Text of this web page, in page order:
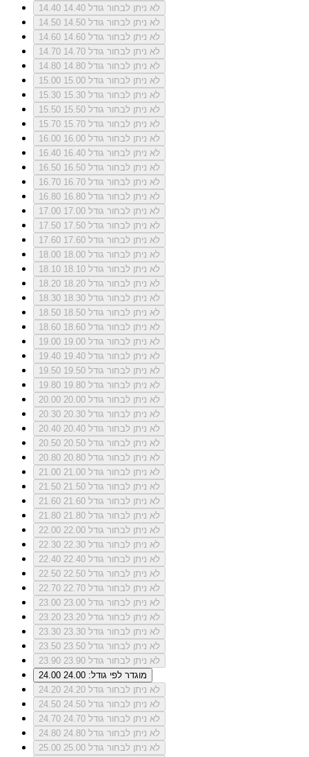
14.40
לא ניתן לבחור גודל 14.40
14.50
לא ניתן לבחור גודל 14.50
14.60
לא ניתן לבחור גודל 14.60
14.70
לא ניתן לבחור גודל 14.70
14.80
לא ניתן לבחור גודל 14.80
15.00
לא ניתן לבחור גודל 15.00
15.30
לא ניתן לבחור גודל 15.30
15.50
לא ניתן לבחור גודל 15.50
15.70
לא ניתן לבחור גודל 15.70
16.00
לא ניתן לבחור גודל 16.00
16.40
לא ניתן לבחור גודל 16.40
16.50
לא ניתן לבחור גודל 16.50
16.70
לא ניתן לבחור גודל 16.70
16.80
לא ניתן לבחור גודל 16.80
17.00
לא ניתן לבחור גודל 17.00
17.50
לא ניתן לבחור גודל 17.50
17.60
לא ניתן לבחור גודל 17.60
18.00
לא ניתן לבחור גודל 18.00
18.10
לא ניתן לבחור גודל 18.10
18.20
לא ניתן לבחור גודל 18.20
18.30
לא ניתן לבחור גודל 18.30
18.50
לא ניתן לבחור גודל 18.50
18.60
לא ניתן לבחור גודל 18.60
19.00
לא ניתן לבחור גודל 19.00
19.40
לא ניתן לבחור גודל 19.40
19.50
לא ניתן לבחור גודל 19.50
19.80
לא ניתן לבחור גודל 19.80
20.00
לא ניתן לבחור גודל 20.00
20.30
לא ניתן לבחור גודל 20.30
20.40
לא ניתן לבחור גודל 20.40
20.50
לא ניתן לבחור גודל 20.50
20.80
לא ניתן לבחור גודל 20.80
21.00
לא ניתן לבחור גודל 21.00
21.50
לא ניתן לבחור גודל 21.50
21.60
לא ניתן לבחור גודל 21.60
21.80
לא ניתן לבחור גודל 21.80
22.00
לא ניתן לבחור גודל 22.00
22.30
לא ניתן לבחור גודל 22.30
22.40
לא ניתן לבחור גודל 22.40
22.50
לא ניתן לבחור גודל 22.50
22.70
לא ניתן לבחור גודל 22.70
23.00
לא ניתן לבחור גודל 23.00
23.20
לא ניתן לבחור גודל 23.20
23.30
לא ניתן לבחור גודל 23.30
23.50
לא ניתן לבחור גודל 23.50
23.90
לא ניתן לבחור גודל 23.90
24.00
מוגדר לפי גודל: 24.00
24.20
לא ניתן לבחור גודל 24.20
24.50
לא ניתן לבחור גודל 24.50
24.70
לא ניתן לבחור גודל 24.70
24.80
לא ניתן לבחור גודל 24.80
25.00
לא ניתן לבחור גודל 25.00